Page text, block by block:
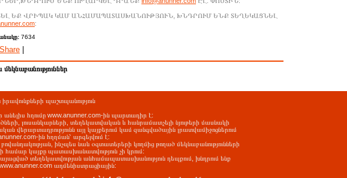
ԵՔ ՎՐԻՊԱԿ ԿԱՄ ԱՆՀԱՄԱՊԱՏԱՍԽԱՆՈՒԹՅՈՒՆ, ԽՆԴՐՈՒՄ ԵՆՔ ՏԵՂԵԿԱՑՆԵԼ
:
7634
Share
իրավունքների պաշտպանություն
անելիս հղումը www.anunner.com-ին պարտադիր է:
լուսանկարների, տեղեկատվական և հանրամատչելի նյութերի մասնակի
վերարտադրությունն այլ կայքերում կամ զանգվածային լրատվամիջոցներում
ին հղղման՝ արգելվում է:
ինչպես նաև օգտատերերի կողմից թողած մեկնաբանությունների
համար կայքը պատասխանատվություն չի կրում:
տեղեկատվության անհամապատասխանություն դեպքում, խնդրում ենք
ադմենիստրացիային: